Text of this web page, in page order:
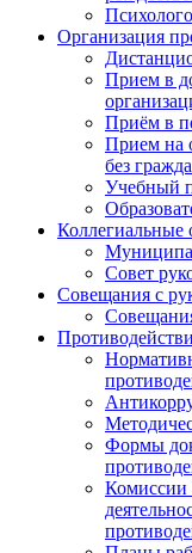
Организация
Прием в
Приём в
Прием на
без
Учебный
Коллегиальные
Совет
Совещания с
Формы
Комиссии